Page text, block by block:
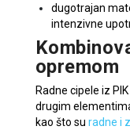
dugotrajan
intenzivne
opremom
Radne cipele iz
drugim
kao što su radne i